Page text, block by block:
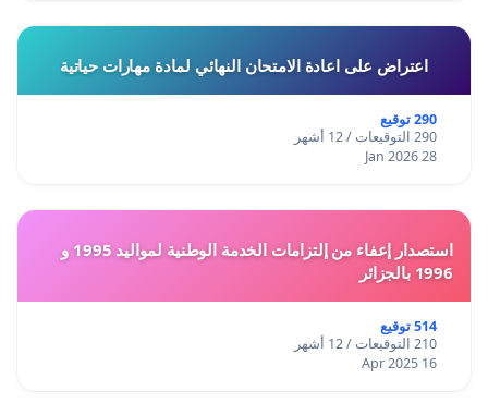
اعتراض على اعادة الامتحان النهائي لمادة مهارات حياتية
290 توقيع
290 التوقيعات / 12 أشهر
28 Jan 2026
استصدار إعفاء من إلتزامات الخدمة الوطنية لمواليد 1995 و
1996 بالجزائر
514 توقيع
210 التوقيعات / 12 أشهر
16 Apr 2025